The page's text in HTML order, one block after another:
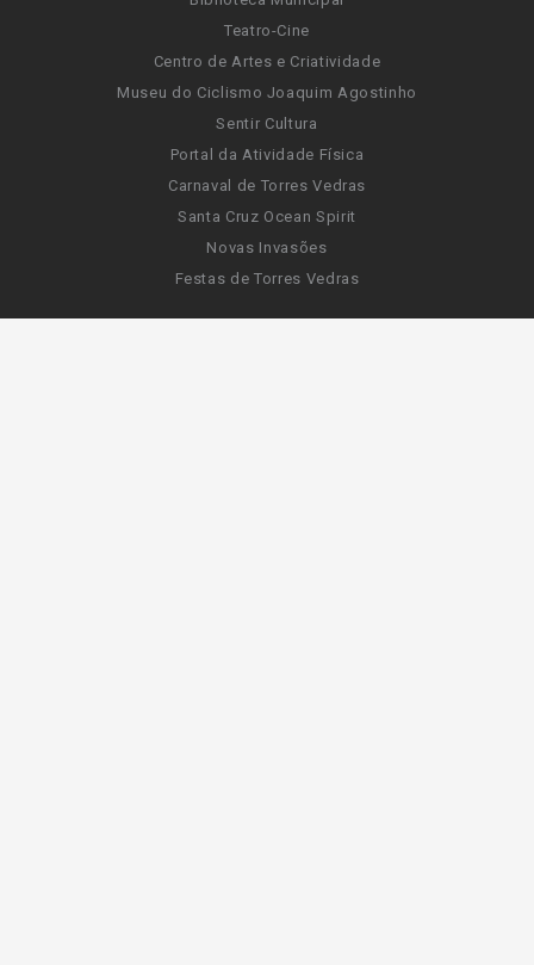
Teatro-Cine
Centro de Artes e Criatividade
Museu do Ciclismo Joaquim Agostinho
Sentir Cultura
Portal da Atividade Física
Carnaval de Torres Vedras
Santa Cruz Ocean Spirit
Novas Invasões
Festas de Torres Vedras